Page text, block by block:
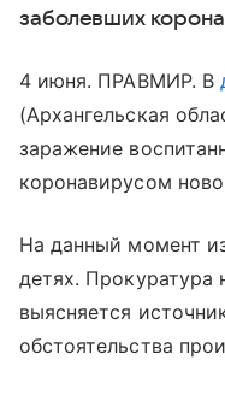
заболевших
4 июня. ПРАВМИР. В
(Архангельская
заражение
коронавирусом
На данный момент
детях. Прокуратура
выясняется
обстоятельства